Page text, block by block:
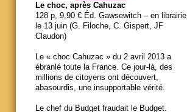
Le choc, après Cahuzac
128 p, 9,90 € Éd. Gawsewitch – en librairie
le 13 juin (G. Filoche, C. Gispert, JF
Claudon)
Le « choc Cahuzac » du 2 avril 2013 a
ébranlé toute la France. Ce jour-là, des
millions de citoyens ont découvert,
abasourdis, une insupportable vérité.
Le chef du Budget fraudait le Budget.